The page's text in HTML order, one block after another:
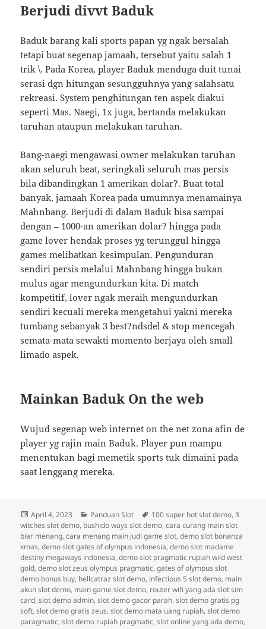
Berjudi divvt Baduk
Baduk barang kali sports papan yg ngak bersalah
tetapi buat segenap jamaah, tersebut yaitu salah 1
trik \. Pada Korea, player Baduk menduga duit tunai
serasi dgn hitungan sesungguhnya yang salahsatu
rekreasi. System penghitungan ten aspek diakui
seperti Mas. Naegi, 1x juga, bertanda melakukan
taruhan ataupun melakukan taruhan.
Bang-naegi mengawasi owner melakukan taruhan
akan seluruh beat, seringkali seluruh mas persis
bila dibandingkan 1 amerikan dolar?. Buat total
banyak, jamaah Korea pada umumnya menamainya
Mahnbang. Berjudi di dalam Baduk bisa sampai
dengan – 1000-an amerikan dolar? hingga pada
game lover hendak proses yg terunggul hingga
games melibatkan kesimpulan. Pengunduran
sendiri persis melalui Mahnbang hingga bukan
mulus agar mengundurkan kita. Di match
kompetitif, lover ngak meraih mengundurkan
sendiri kecuali mereka mengetahui yakni mereka
tumbang sebanyak 3 best?ndsdel & stop mencegah
semata-mata sewakti momento berjaya oleh small
limado aspek.
Mainkan Baduk On the web
Wujud segenap web internet on the net zona afin de
player yg rajin main Baduk. Player pun mampu
menentukan bagi memetik sports tuk dimaini pada
saat lenggang mereka.
Diposkan
pada
April 4, 2023 Kategori
Panduan Slot Tag
100 super hot slot demo,3
witches slot demo, bushido ways slot demo,cara curang main slot
biar menang,cara menang main judi game slot,demo slot bonanza
xmas,demo slot gates of olympus indonesia,demo slot madame
destiny megaways indonesia,demo slot pragmatic rupiah wild west
gold,demo slot zeus olympus pragmatic,gates of olympus slot
demo bonus buy, hellcatraz slot demo, infectious 5 slot demo, main
akun slot demo, main game slot demo, router wifi yang ada slot sim
card,slot demo admin,slot demo gacor parah,slot demo gratis pg
soft,slot demo gratis zeus,slot demo mata uang rupiah,slot demo
paragmatic,slot demo rupiah pragmatic,slot online yang ada demo,